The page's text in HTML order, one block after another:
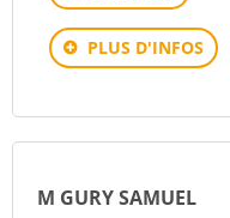
PLUS D'INFOS
M GURY SAMUEL